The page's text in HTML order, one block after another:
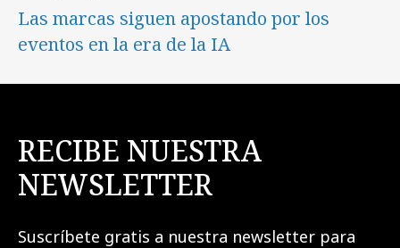
Las marcas siguen apostando por los
eventos en la era de la IA
RECIBE NUESTRA
NEWSLETTER
Suscríbete gratis a nuestra newsletter para